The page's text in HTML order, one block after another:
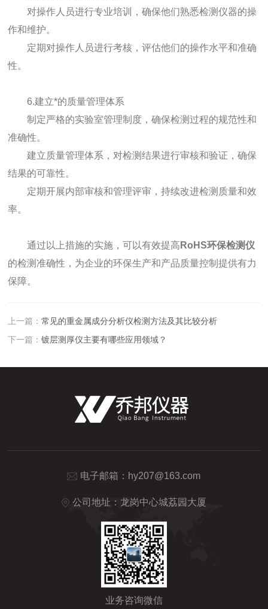
对操作人员进行专业培训，确保他们熟悉检测仪器的操
作和维护。
定期对操作人员进行考核，评估他们的操作水平和准确
性。
6.建立*的质量管理体系
制定严格的实验室管理制度，确保检测过程的规范性和
准确性。
建立质量管理体系，对检测结果进行审核和验证，确保
结果的可靠性。
定期开展内部审核和管理评审，持续改进检测质量和效
率。
通过以上措施的实施，可以有效提高 RoHS环保检测仪
的检测准确性，为企业的环保生产和产品质量控制提供有力
保障。
上一篇：常见的重金属成分分析仪检测方法及其比较分析
下一篇：镀层测厚仪主要有哪些应用领域？
电子邮箱： hy207@163.com
公司地址：龙岗中心城荔园大厦
业务咨询微信